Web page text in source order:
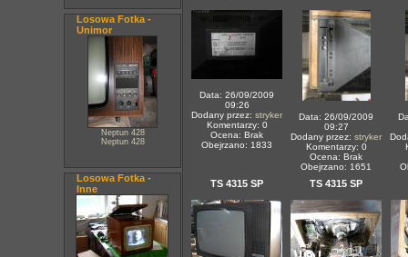
Losowa Fotka -
Unimor
Neptun 428
Neptun 428
Losowa Fotka -
Inne
Data: 26/09/2009
09:26
Dodany przez: stryker
Komentarzy: 0
Ocena: Brak
Obejrzano: 1833
Data: 26/09/2009
09:27
Dodany przez: stryker
Komentarzy: 0
Ocena: Brak
Obejrzano: 1651
TS 4315 SP TS 4315 SP